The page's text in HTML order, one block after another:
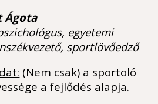
Ágota
egyetemi
sportlövőedző
(Nem csak) a sportoló
a fejlődés alapja.